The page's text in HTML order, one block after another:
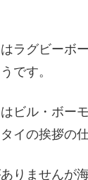
ラグビーボ
です。
ビル・ボー
イの挨拶の
りませんが